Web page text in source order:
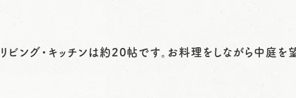
リビング・キッチンは約20帖です。お料理をしながら中庭を